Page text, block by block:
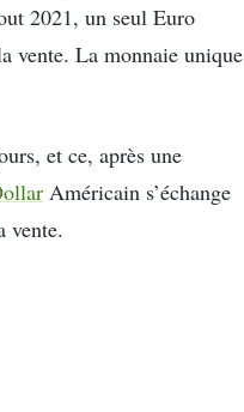
2021, un seul Euro
vente. La monnaie unique
et ce, après une
Américain s’échange
vente.